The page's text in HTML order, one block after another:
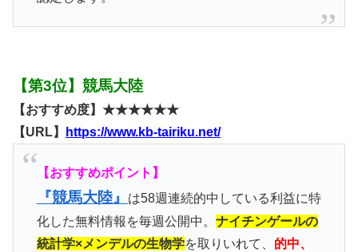
【第3位】競馬大陸
【おすすめ度】★★★★★★
【URL】
https://www.kb-tairiku.net/
【おすすめポイント】
『競馬大陸』
は58週連続的中している利益に特
化した無料情報を毎週公開中。 ナイチンゲールの
統計学×メンデルの生物学を取りいれて、 的中、